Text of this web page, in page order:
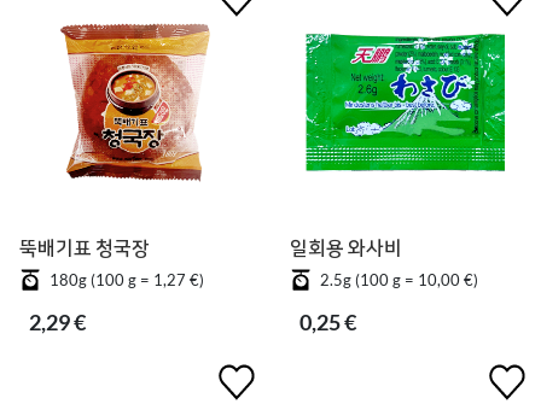
뚝배기표 청국장
180g (100 g = 1,27 €)
2,29 €
일회용 와사비
2.5g (100 g = 10,00 €)
0,25 €